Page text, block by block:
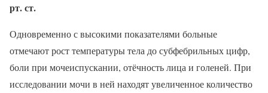
рт. ст.
Одновременно с высокими показателями больные
отмечают рост температуры тела до субфебрильных цифр,
боли при мочеиспускании, отёчность лица и голеней. При
исследовании мочи в ней находят увеличенное количество